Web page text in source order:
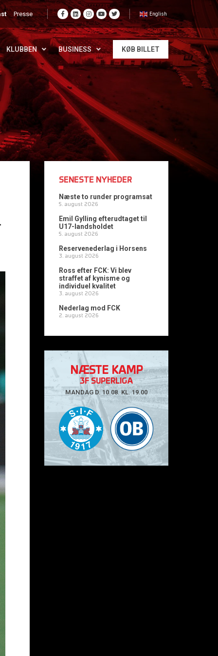
Presse English
KLUBBEN BUSINESS KØB BILLET
SENESTE NYHEDER
Næste to runder programsat
5. august 2026
Emil Gylling efterudtaget til
U17-landsholdet
5. august 2026
Reservenederlag i Horsens
3. august 2026
Ross efter FCK: Vi blev
straffet af kynisme og
individuel kvalitet
3. august 2026
Nederlag mod FCK
2. august 2026
NÆSTE KAMP
3F SUPERLIGA
MANDAG D. 10.08. KL. 19.00